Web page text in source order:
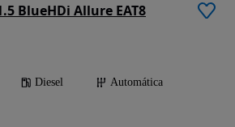
BlueHDi Allure EAT8
Diesel
Automática